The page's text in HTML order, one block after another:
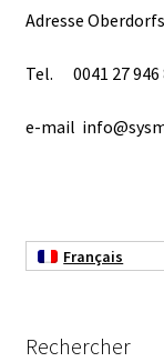
Analyse de l’eau
Analyse des
Analyse des
Analyse des toxines
Adresse
Tel. 0041 27 946
e-mail
Français
Rechercher